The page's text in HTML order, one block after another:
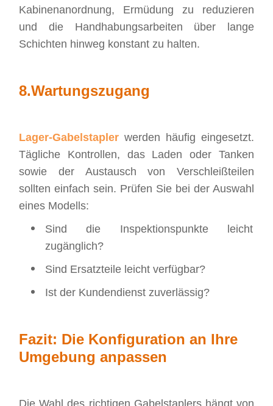
Kabinenanordnung, Ermüdung zu reduzieren
und die Handhabungsarbeiten über lange
Schichten hinweg konstant zu halten.
8.Wartungszugang
Lager-Gabelstapler werden häufig eingesetzt.
Tägliche Kontrollen, das Laden oder Tanken
sowie der Austausch von Verschleißteilen
sollten einfach sein. Prüfen Sie bei der Auswahl
eines Modells:
Sind die Inspektionspunkte leicht
zugänglich?
Sind Ersatzteile leicht verfügbar?
Ist der Kundendienst zuverlässig?
Fazit: Die Konfiguration an Ihre
Umgebung anpassen